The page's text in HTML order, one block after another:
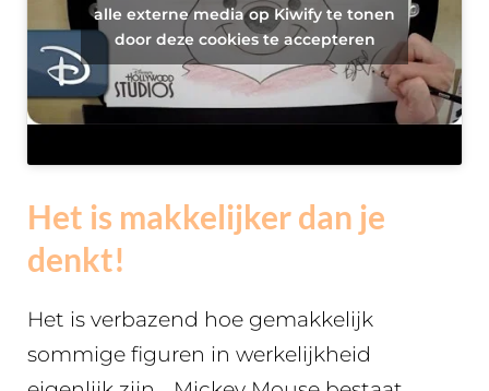
alle externe media op Kiwify te tonen
door deze cookies te accepteren
Het is makkelijker dan je
denkt!
Het is verbazend hoe gemakkelijk
sommige figuren in werkelijkheid